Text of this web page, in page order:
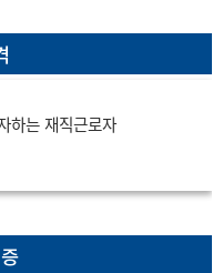
하는 재직근로자